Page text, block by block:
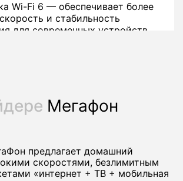
Wi-Fi 6 — обеспечивает более
и стабильность
для современных устройств.
Мегафон
предлагает домашний
скоростями, безлимитным
«интернет + ТВ + мобильная